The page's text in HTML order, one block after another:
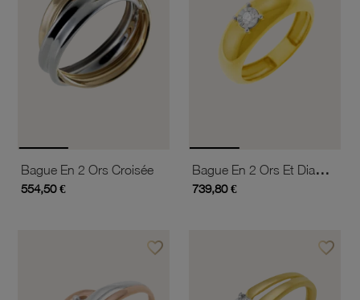
Bague En 2 Ors Croisée
554,50 €
Bague En 2 Ors Et Diamant
739,80 €
favorite_borderAjouter à vos favoris favorite_borderAjouter